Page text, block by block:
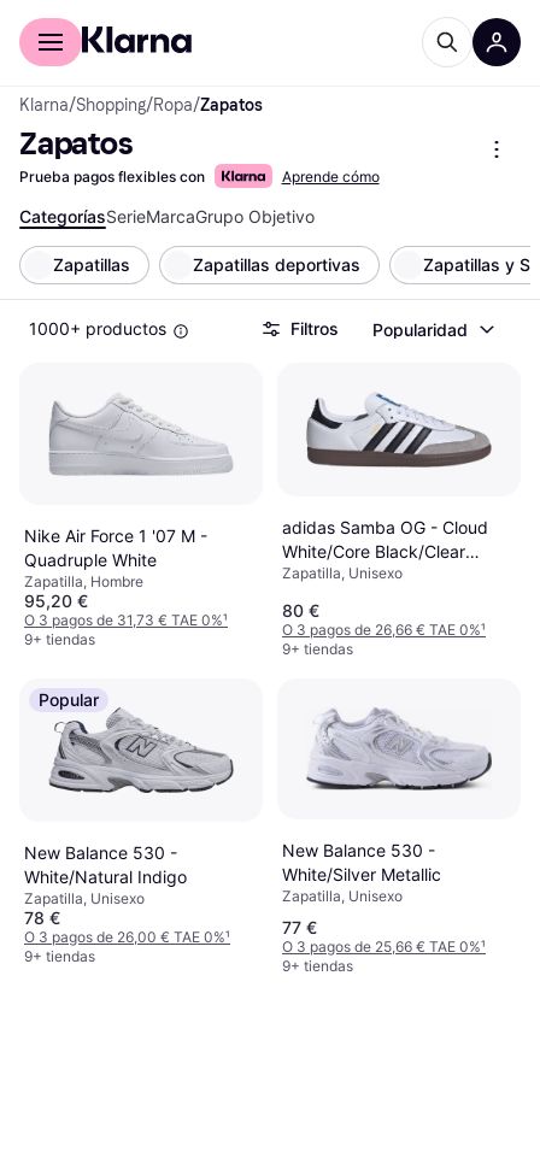
Comprar con Klarna
Klarna/Shopping/Ropa/Zapatos
Zapatos
Prueba pagos flexibles con Aprende cómo
CategoríasSerieMarcaGrupo Objetivo
Zapatillas Zapatillas deportivas Zapatillas y
1000+ productos Filtros Popularidad
Nike Air Force 1 '07 M -
Quadruple White
Zapatilla, Hombre
95,20 €
O 3 pagos de 31,73 € TAE 0%¹
9+ tiendas
adidas Samba OG - Cloud
White/Core Black/Clear
Granite
Zapatilla, Unisexo
80 €
O 3 pagos de 26,66 € TAE 0%¹
9+ tiendas
Popular
New Balance 530 -
White/Natural Indigo
Zapatilla, Unisexo
78 €
O 3 pagos de 26,00 € TAE 0%¹
9+ tiendas
New Balance 530 -
White/Silver Metallic
Zapatilla, Unisexo
77 €
O 3 pagos de 25,66 € TAE 0%¹
9+ tiendas